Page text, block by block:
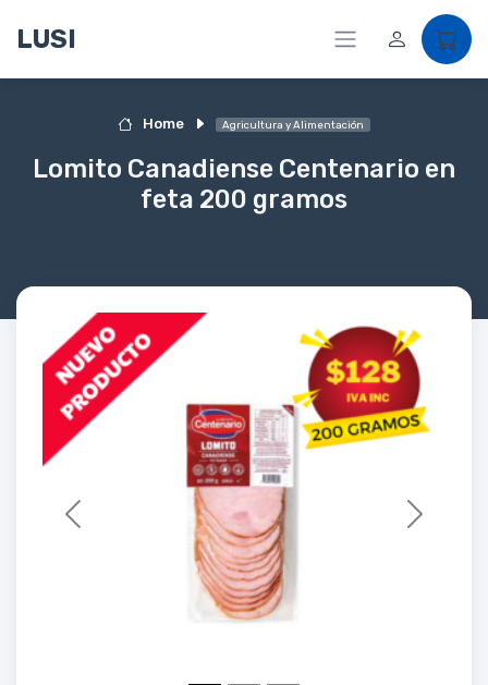
LUSI
Home Agricultura y Alimentación
Lomito Canadiense Centenario en
feta 200 gramos
Previous Next